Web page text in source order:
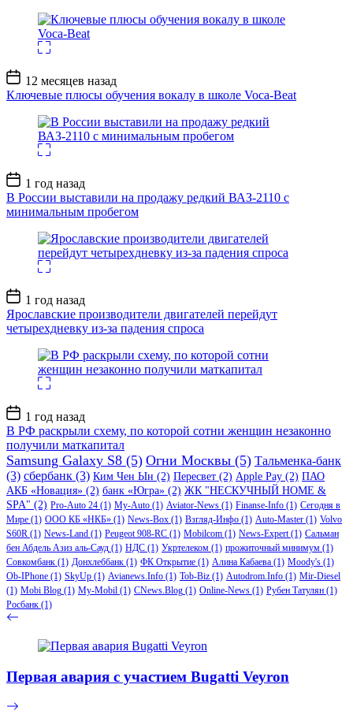
Дата
записи
12 месяцев назад
Ключевые плюсы обучения вокалу в школе Voca-Beat
Дата
записи
1 год назад
В России выставили на продажу редкий ВАЗ-2110 с
минимальным пробегом
Дата
записи
1 год назад
Ярославские производители двигателей перейдут
четырехдневку из-за падения спроса
Дата
записи
1 год назад
В РФ раскрыли схему, по которой сотни женщин незаконно
получили маткапитал
Samsung Galaxy S8 (5) Огни Москвы (5) Тальменка-банк
(3) сбербанк (3) Ким Чен Ын (2) Пересвет (2) Apple Pay (2) ПАО
АКБ «Новация» (2) банк «Югра» (2) ЖК "НЕСКУЧНЫЙ HOME &
SPA" (2) Pro-Auto 24 (1) My-Auto (1) Aviator-News (1) Finanse-Info (1) Сегодня в
Мире (1) ООО КБ «НКБ» (1) News-Box (1) Взгляд-Инфо (1) Auto-Master (1) Volvo
S60R (1) News-Land (1) Peugeot 908-RC (1) Mobilcom (1) News-Expert(1) Сальман
бен Абдель Азиз аль-Сауд (1) НДС (1) Укртелеком (1) прожиточный минимум (1)
Совкомбанк (1) Донхлеббанк (1) ФК Открытие (1) Алина Кабаева (1) Moody's (1)
Ob-IPhone (1) SkyUp (1) Avianews.Info (1) Tob-Biz (1) Autodrom.Info (1) Mir-Diesel
(1) Mobi Blog (1) My-Mobil (1) CNews.Blog (1) Online-News (1) Рубен Татулян (1)
Росбанк (1)
Первая авария с участием Bugatti Veyron